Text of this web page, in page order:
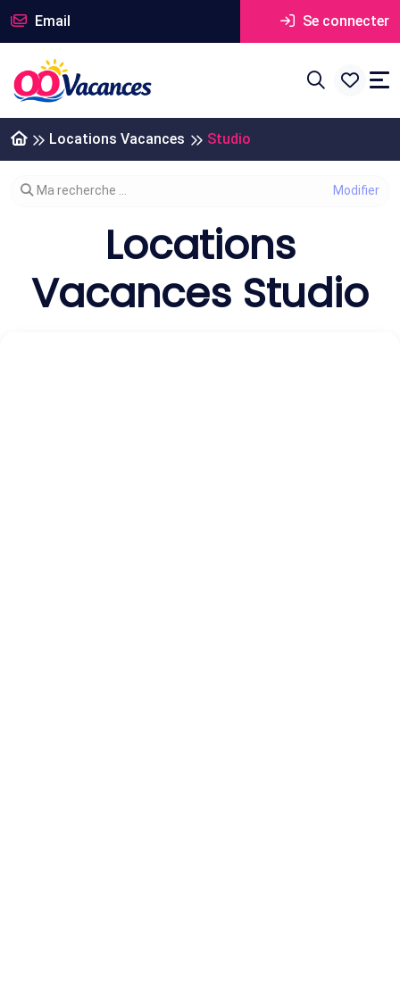
Email Se connecter
Locations Vacances Studio
Modifier votre recherche
Ma recherche ...
Locations
Vacances Studio